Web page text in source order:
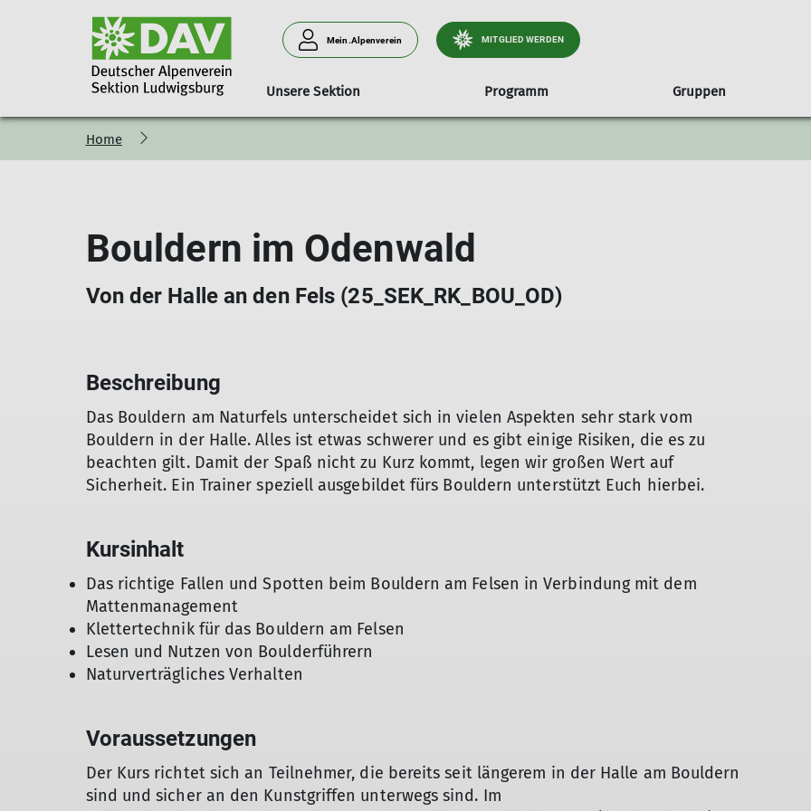
Mein.Alpenverein MITGLIED WERDEN
Unsere Sektion
Service
Ausrüstungsverleih
Mediothek
Über uns
Programm
Gesamtes Programm Treffs & Termine Kursübersicht
Gruppen
Aktivengruppen
Gruppe Ü30
WanderFit
RegioAktiv (RA)
Jugendgruppen
Kletterkobolde
Familiengruppen
Ludwigsburger Hütte
Wildobstbiotop Sektionsprojekt - Wir für unseren Wald Hessigheimer Felsengärten
Home
Bouldern im Odenwald
Von der Halle an den Fels (25_SEK_RK_BOU_OD)
Beschreibung
Das Bouldern am Naturfels unterscheidet sich in vielen Aspekten sehr stark vom
Bouldern in der Halle. Alles ist etwas schwerer und es gibt einige Risiken, die es zu
beachten gilt. Damit der Spaß nicht zu Kurz kommt, legen wir großen Wert auf
Sicherheit. Ein Trainer speziell ausgebildet fürs Bouldern unterstützt Euch hierbei.
Kursinhalt
Das richtige Fallen und Spotten beim Bouldern am Felsen in Verbindung mit dem
Mattenmanagement
Klettertechnik für das Bouldern am Felsen
Lesen und Nutzen von Boulderführern
Naturverträgliches Verhalten
Voraussetzungen
Der Kurs richtet sich an Teilnehmer, die bereits seit längerem in der Halle am Bouldern
sind und sicher an den Kunstgriffen unterwegs sind. Im